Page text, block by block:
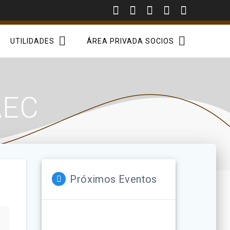
UTILIDADES ÁREA PRIVADA SOCIOS
Próximos Eventos